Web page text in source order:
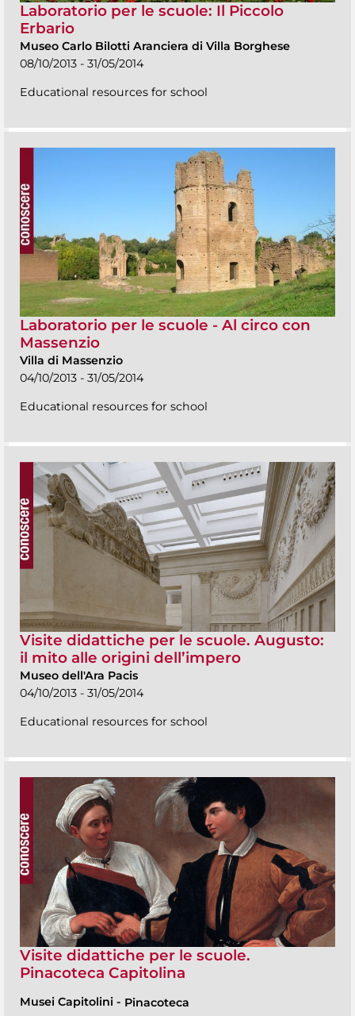
Laboratorio per le scuole: Il Piccolo
Erbario
Museo Carlo Bilotti Aranciera di Villa Borghese
08/10/2013 - 31/05/2014
Educational resources for school
Laboratorio per le scuole - Al circo con
Massenzio
Villa di Massenzio
04/10/2013 - 31/05/2014
Educational resources for school
Visite didattiche per le scuole. Augusto:
il mito alle origini dell’impero
Museo dell'Ara Pacis
04/10/2013 - 31/05/2014
Educational resources for school
Visite didattiche per le scuole.
Pinacoteca Capitolina
Musei Capitolini - Pinacoteca